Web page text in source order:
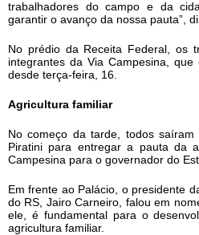
trabalhadores do campo e da
garantir o avanço da nossa pauta”,
No prédio da Receita Federal, os
integrantes da Via Campesina,
desde terça-feira, 16.
Agricultura familiar
No começo da tarde, todos
Piratini para entregar a pauta da
Campesina para o governador do
Em frente ao Palácio, o presidente
do RS, Jairo Carneiro, falou em
ele, é fundamental para o
agricultura familiar.